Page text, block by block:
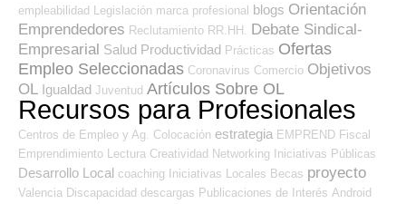
empleabilidad Legislación marca profesional blogs Orientación
Emprendedores Reclutamiento RR.HH. Debate Sindical-
Empresarial Salud Productividad Prácticas Ofertas
Empleo Seleccionadas Coronavirus Comercio Objetivos
OL Igualdad Juventud Artículos Sobre OL
Recursos para Profesionales
Centros de Empleo y Ag. Colocación estrategia EMPREND Fiscal
Emprendimiento Lectura Creatividad Networking Iniciativas Públicas
Desarrollo Local coaching Iniciativas Locales Becas proyecto
Valencia Discapacidad descargas Publicaciones de Interés Android